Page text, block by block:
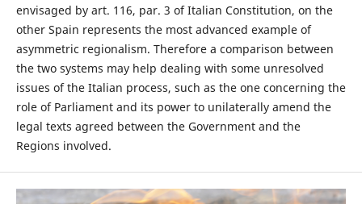
envisaged by art. 116, par. 3 of Italian Constitution, on the
other Spain represents the most advanced example of
asymmetric regionalism. Therefore a comparison between
the two systems may help dealing with some unresolved
issues of the Italian process, such as the one concerning the
role of Parliament and its power to unilaterally amend the
legal texts agreed between the Government and the
Regions involved.